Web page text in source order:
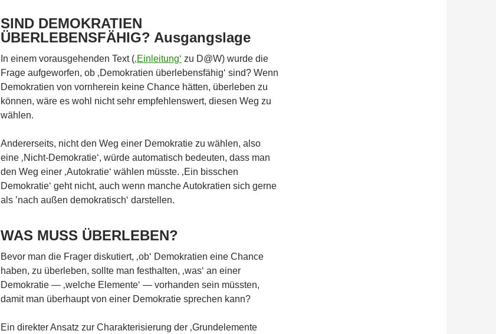
SIND DEMOKRATIEN
ÜBERLEBENSFÄHIG? Ausgangslage
In einem vorausgehenden Text (‚Einleitung‘ zu D@W) wurde die
Frage aufgeworfen, ob ‚Demokratien überlebensfähig‘ sind? Wenn
Demokratien von vornherein keine Chance hätten, überleben zu
können, wäre es wohl nicht sehr empfehlenswert, diesen Weg zu
wählen.
Andererseits, nicht den Weg einer Demokratie zu wählen, also
eine ‚Nicht-Demokratie‘, würde automatisch bedeuten, dass man
den Weg einer ‚Autokratie‘ wählen müsste. ‚Ein bisschen
Demokratie‘ geht nicht, auch wenn manche Autokratien sich gerne
als ’nach außen demokratisch‘ darstellen.
WAS MUSS ÜBERLEBEN?
Bevor man die Frager diskutiert, ‚ob‘ Demokratien eine Chance
haben, zu überleben, sollte man festhalten, ‚was‘ an einer
Demokratie — ‚welche Elemente‘ — vorhanden sein müssten,
damit man überhaupt von einer Demokratie sprechen kann?
Ein direkter Ansatz zur Charakterisierung der ‚Grundelemente